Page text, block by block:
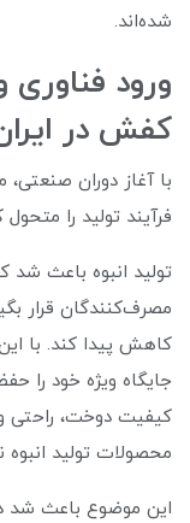
شده‌اند.
ورود
کفش در
با آغاز دوران
فرآیند تولید را متحول
تولید انبوه باعث شد
مصرف‌کنندگان قرار
کاهش پیدا کند. با
جایگاه ویژه خود را
کیفیت دوخت، راحتی
محصولات تولید
این موضوع باعث شد